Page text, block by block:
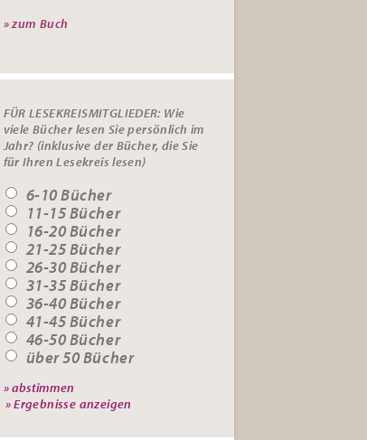
» zum Buch
FÜR LESEKREISMITGLIEDER: Wie
viele Bücher lesen Sie persönlich im
Jahr? (inklusive der Bücher, die Sie
für Ihren Lesekreis lesen)
6-10 Bücher
11-15 Bücher
16-20 Bücher
21-25 Bücher
26-30 Bücher
31-35 Bücher
36-40 Bücher
41-45 Bücher
46-50 Bücher
über 50 Bücher
» Ergebnisse anzeigen